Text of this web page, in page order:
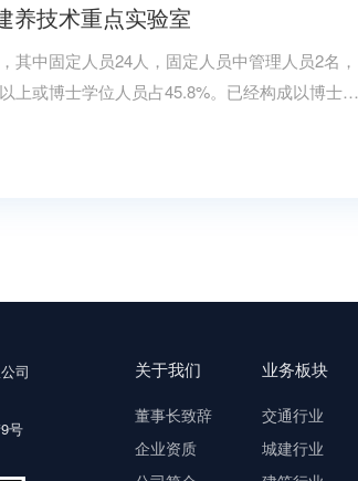
养技术重点实验室
其中固定人员24人，固定人员中管理人员2名，
上或博士学位人员占45.8%。已经构成以博士为
仪器设备总价达2072万元，设备相对齐全，科
司
号
关于我们
董事长致辞
企业资质
业务板块
交通行业
城建行业